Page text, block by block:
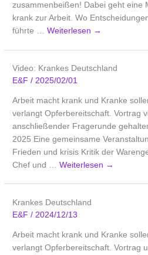
zusammenbeißen! Dabei geht eine
krank zur Arbeit. Wo
führte …Weiterlesen →
Video: Krankes Deutschland
E&F/2025/02/01
Arbeit macht krank und Kranke
verlangt Opferbereitschaft. Vortrag
anschließender Fragerunde
2025 Eine gemeinsame
Frieden und krisis Kritik der
Chef und …Weiterlesen →
Krankes Deutschland
E&F/ 2024/12/13
Arbeit macht krank und Kranke
verlangt Opferbereitschaft. Vortrag